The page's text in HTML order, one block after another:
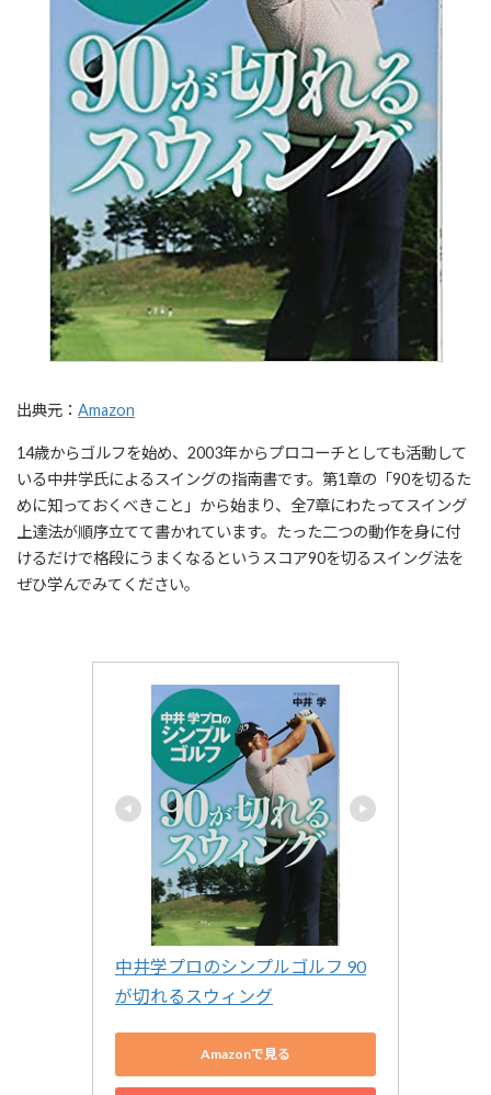
出典元： Amazon
14歳からゴルフを始め、2003年からプロコーチとしても活動して
いる中井学氏によるスイングの指南書です。第1章の「90を切るた
めに知っておくべきこと」から始まり、全7章にわたってスイング
上達法が順序立てて書かれています。たった二つの動作を身に付
けるだけで格段にうまくなるというスコア90を切るスイング法を
ぜひ学んでみてください。
中井学プロのシンプルゴルフ 90
が切れるスウィング
Amazonで見る